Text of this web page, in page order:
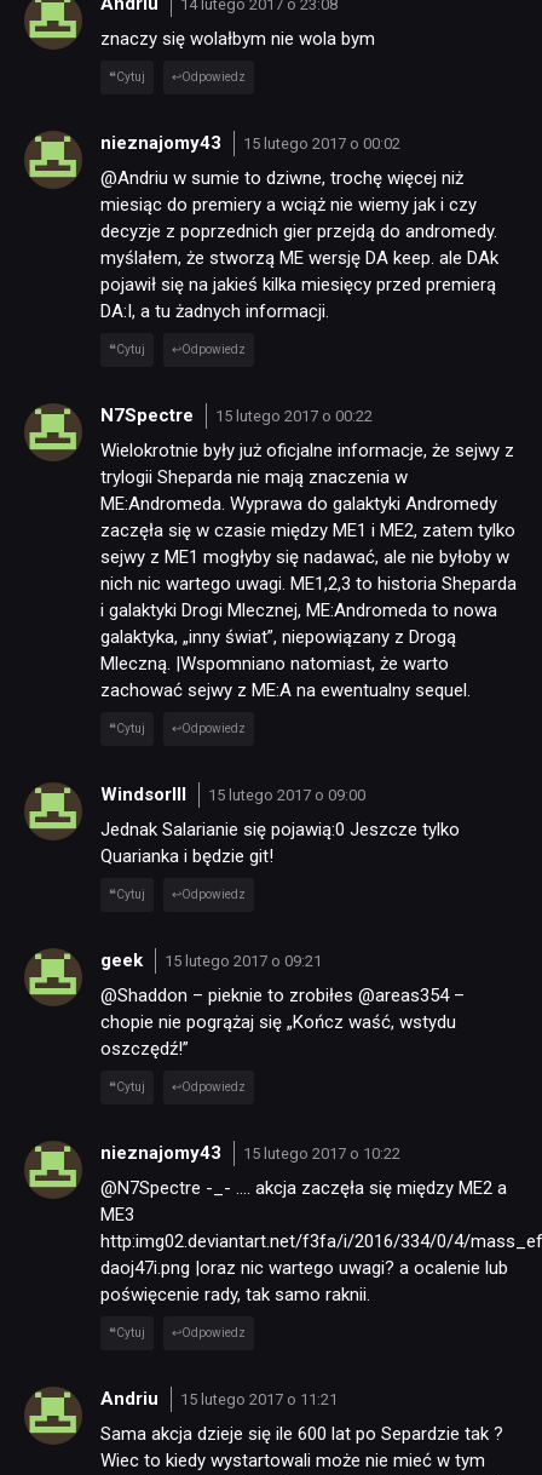
14 lutego 2017 o 23:08
znaczy się wolałbym nie wola bym
Cytuj Odpowiedz
nieznajomy43 15 lutego 2017 o 00:02
@Andriu w sumie to dziwne, trochę więcej niż
miesiąc do premiery a wciąż nie wiemy jak i czy
decyzje z poprzednich gier przejdą do andromedy.
myślałem, że stworzą ME wersję DA keep. ale DAk
pojawił się na jakieś kilka miesięcy przed premierą
DA:I, a tu żadnych informacji.
Cytuj Odpowiedz
N7Spectre 15 lutego 2017 o 00:22
Wielokrotnie były już oficjalne informacje, że sejwy z
trylogii Sheparda nie mają znaczenia w
ME:Andromeda. Wyprawa do galaktyki Andromedy
zaczęła się w czasie między ME1 i ME2, zatem tylko
sejwy z ME1 mogłyby się nadawać, ale nie byłoby w
nich nic wartego uwagi. ME1,2,3 to historia Sheparda
i galaktyki Drogi Mlecznej, ME:Andromeda to nowa
galaktyka, „inny świat”, niepowiązany z Drogą
Mleczną. |Wspomniano natomiast, że warto
zachować sejwy z ME:A na ewentualny sequel.
Cytuj Odpowiedz
WindsorIII 15 lutego 2017 o 09:00
Jednak Salarianie się pojawią:0 Jeszcze tylko
Quarianka i będzie git!
Cytuj Odpowiedz
geek 15 lutego 2017 o 09:21
@Shaddon – pieknie to zrobiłes @areas354 –
chopie nie pogrążaj się „Kończ waść, wstydu
oszczędź!”
Cytuj Odpowiedz
nieznajomy43 15 lutego 2017 o 10:22
@N7Spectre -_- …. akcja zaczęła się między ME2 a
ME3
http:img02.deviantart.net/f3fa/i/2016/334/0/4/
daoj47i.png |oraz nic wartego uwagi? a ocalenie lub
poświęcenie rady, tak samo raknii.
Cytuj Odpowiedz
Andriu 15 lutego 2017 o 11:21
Sama akcja dzieje się ile 600 lat po Separdzie tak ?
Wiec to kiedy wystartowali może nie mieć w tym